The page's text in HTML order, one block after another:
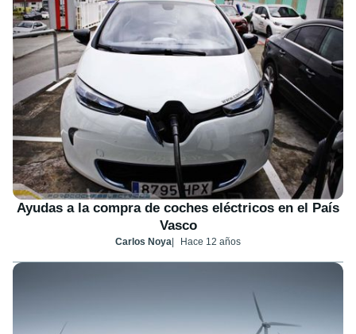
Ayudas a la compra de coches eléctricos en el País
Vasco
Carlos Noya Hace 12 años